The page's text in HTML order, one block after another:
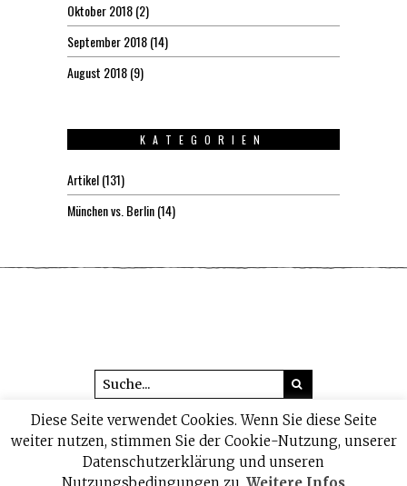
Oktober 2018(2)
September 2018(14)
August 2018(9)
KATEGORIEN
Artikel(131)
München vs. Berlin(14)
© 2026 headline1.de
IMPRESSUM DATENSCHUTZ
Diese Seite verwendet Cookies. Wenn Sie diese Seite
weiter nutzen, stimmen Sie der Cookie-Nutzung, unserer
Datenschutzerklärung und unseren